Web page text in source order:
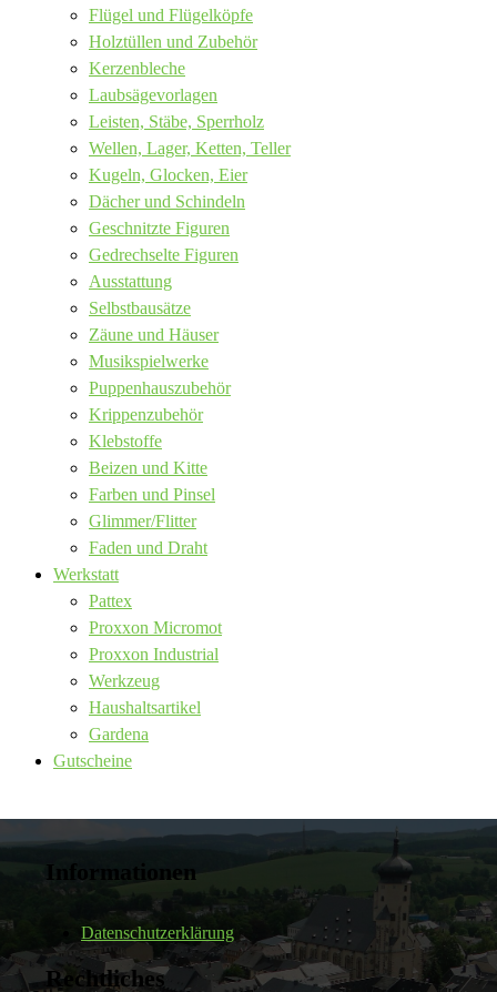
Flügel und Flügelköpfe
Holztüllen und Zubehör
Kerzenbleche
Laubsägevorlagen
Leisten, Stäbe, Sperrholz
Wellen, Lager, Ketten, Teller
Kugeln, Glocken, Eier
Dächer und Schindeln
Geschnitzte Figuren
Gedrechselte Figuren
Ausstattung
Selbstbausätze
Zäune und Häuser
Musikspielwerke
Puppenhauszubehör
Krippenzubehör
Klebstoffe
Beizen und Kitte
Farben und Pinsel
Glimmer/Flitter
Faden und Draht
Werkstatt
Pattex
Proxxon Micromot
Proxxon Industrial
Werkzeug
Haushaltsartikel
Gardena
Gutscheine
Informationen
Datenschutzerklärung
Rechtliches